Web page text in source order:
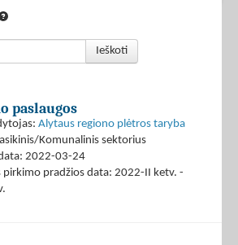
Ieškoti
paslaugos
Alytaus regiono plėtros taryba
Komunalinis sektorius
2022-03-24
pradžios data: 2022-II ketv. -